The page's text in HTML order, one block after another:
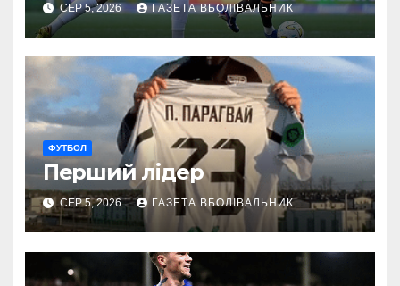
СЕР 5, 2026 ГАЗЕТА ВБОЛІВАЛЬНИК
ФУТБОЛ
Перший лідер
СЕР 5, 2026 ГАЗЕТА ВБОЛІВАЛЬНИК